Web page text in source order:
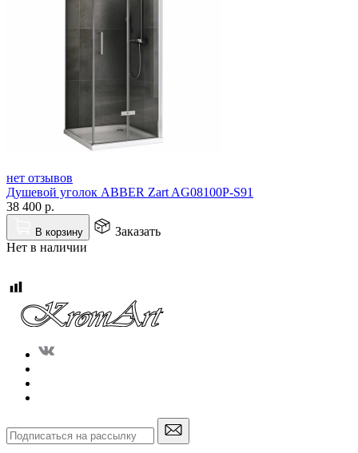
нет отзывов
Душевой уголок ABBER Zart AG08100P-S91
38 400 р.
В корзину
Заказать
Нет в наличии